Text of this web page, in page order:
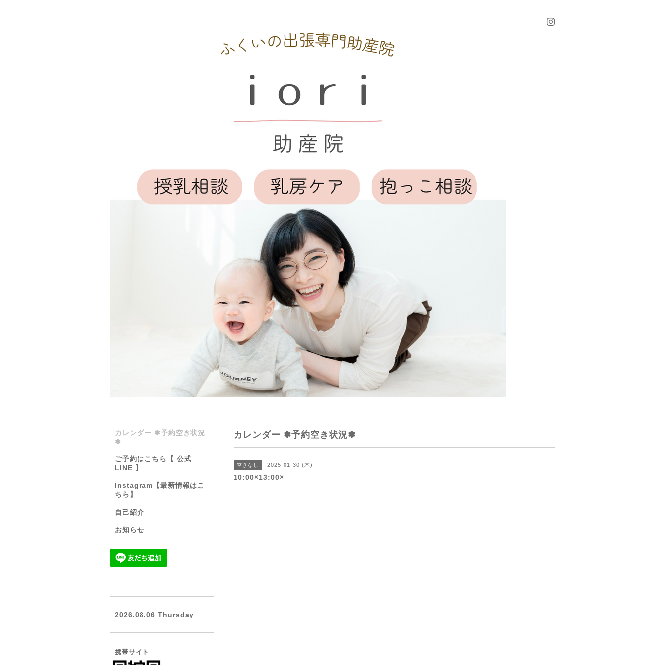
カレンダー ✽予約空き状況✽
空きなし 2025-01-30 (木)
10:00×13:00×
カレンダー ✽予約空き状況
✽
ご予約はこちら【 公式
LINE 】
Instagram【最新情報はこ
ちら】
自己紹介
お知らせ
2026.08.06 Thursday
携帯サイト